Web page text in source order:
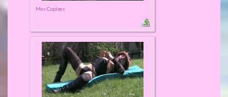
Mes Copines